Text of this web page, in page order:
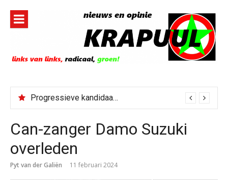
inhoud
Progressieve kandidaat El-Sayed senaatskandidaat Michigan
Can-zanger Damo Suzuki
overleden
Pyt van der Galiën 11 februari 2024